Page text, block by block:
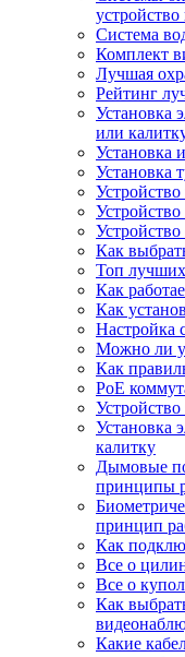
Система
Комплект
Лучшая
Рейтинг
Установка
или
Установка
Установка
Устройство
Устройство
Как
Топ
Как
Как
Настройка
Можно ли
Как
PoE
Установка
калитку
Дымовые
принципы
принцип
Как
Все о
Все о
Как
Какие